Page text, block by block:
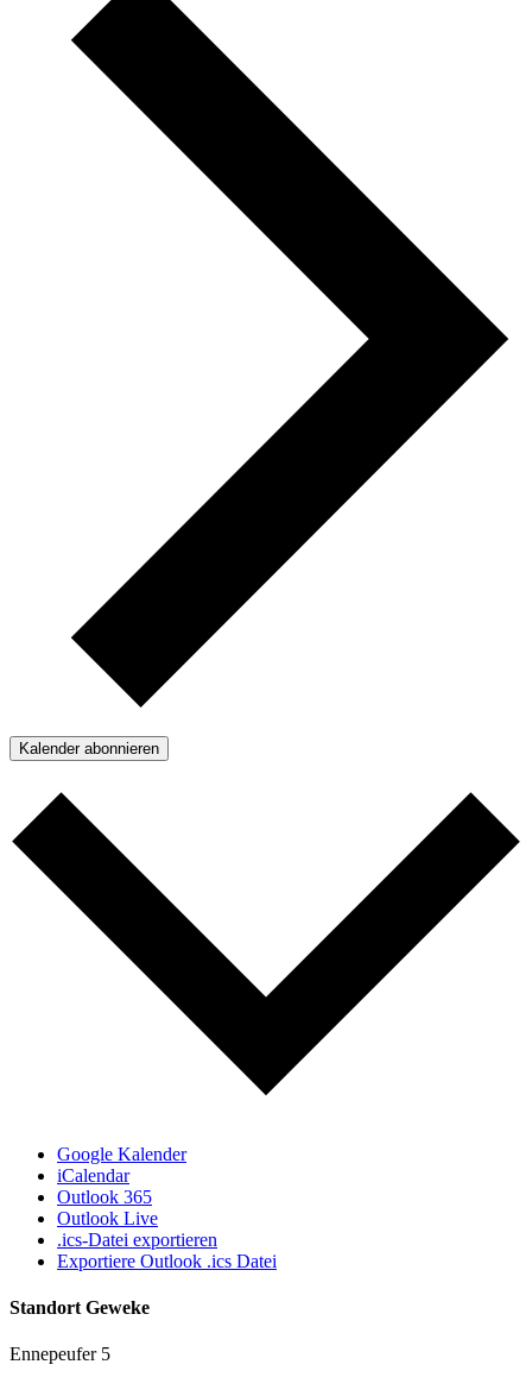
Kalender abonnieren
Google Kalender
iCalendar
Outlook 365
Outlook Live
.ics-Datei exportieren
Exportiere Outlook .ics Datei
Standort Geweke
Ennepeufer 5